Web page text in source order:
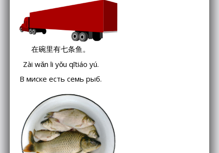
在碗里有七条鱼。
Zài wǎn li yǒu qītiáo yú.
В миске есть семь рыб.